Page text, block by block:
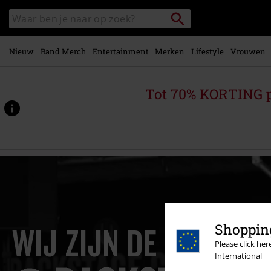
Please click
International
naar
hoofdinhoud
Zoek
in
catalogus
Packstation
zoeken
Nieuw Band Merch Entertainment Merken Lifestyle Vrouwen
Tot 70% KORTING
Wij zijn de